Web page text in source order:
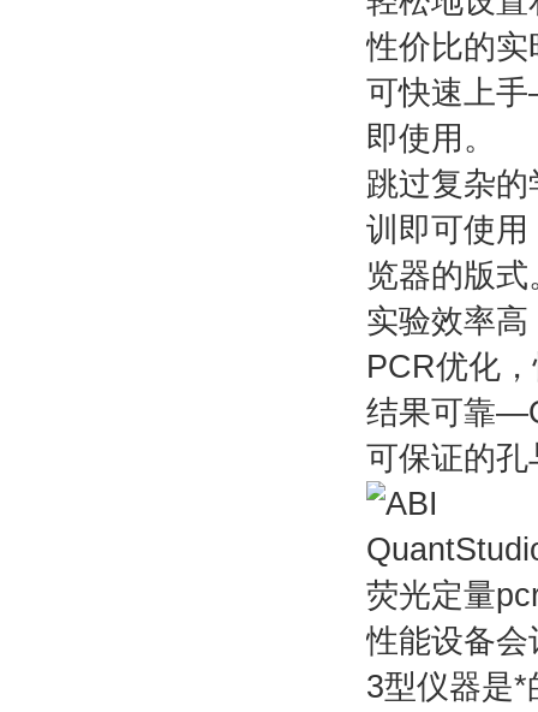
性价比的
可快速上
即使用。
跳过复杂
训即可使
览器的版式
实验效率
PCR优化
结果可靠
可保证的
性能设备
3型仪器是*